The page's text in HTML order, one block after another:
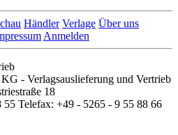
Händler Verlage Über uns
Anmelden
- Verlagsauslieferung und Vertrieb
18
Telefax: +49 - 5265 - 9 55 88 66